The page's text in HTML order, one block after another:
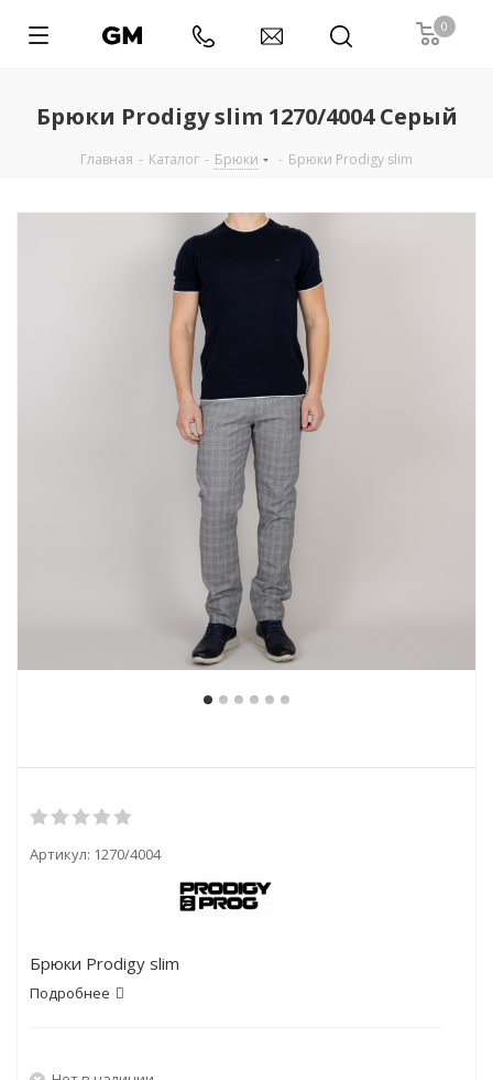
0
Брюки Prodigy slim 1270/4004 Серый
Главная - Каталог - Брюки - Брюки Prodigy slim
Артикул: 1270/4004
Брюки Prodigy slim
Подробнее